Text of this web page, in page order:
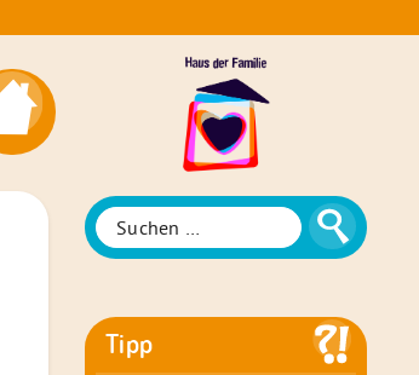
Suche
Suchen
nach:
Tipp